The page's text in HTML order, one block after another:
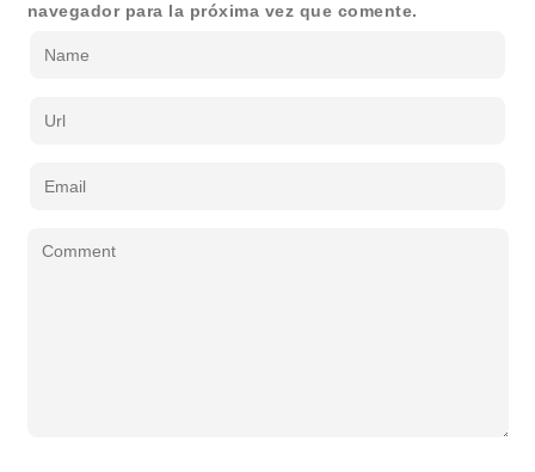
navegador para la próxima vez que comente.